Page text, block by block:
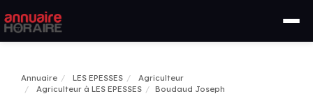
Annuaire LES EPESSES
Agriculteur
Agriculteur à LES EPESSES
Boudaud Joseph